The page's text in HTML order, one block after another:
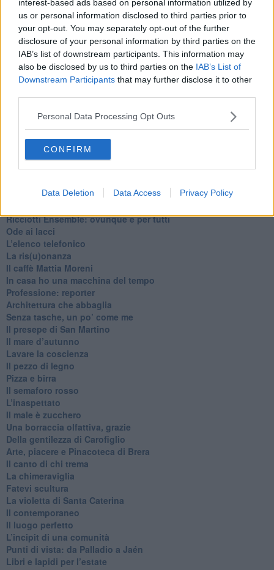
interest-based ads based on personal information utilized by
us or personal information disclosed to third parties prior to
your opt-out. You may separately opt-out of the further
disclosure of your personal information by third parties on the
IAB’s list of downstream participants. This information may
also be disclosed by us to third parties on the IAB’s List of
Downstream Participants that may further disclose it to other
Personal Data Processing Opt Outs
CONFIRM
Data Deletion Data Access Privacy Policy
Se vuoi leggere le notizie principali della Toscana iscriviti alla
Newsletter QUInews - ToscanaMedia.Arriva gratis tutti i giorni
alle 20:00 direttamente nella tua casella di posta.
Basta cliccare QUI
Fotogallery
Articoli dal Blog “Pagine allegre” di Gianni Micheli
​Ricciotti Ensemble: ovunque e per tutti
Ode ai lacci
​L’elenco telefonico
​La ris(u)onanza
​Il caffè Mattia Moreni
​In casa ho una macchina del tempo
Professione: reporter
Architettura che abbaglia
​Senza tasche, un po’ come me
​Il presepe di San Martino
​Il mare d’autunno
​Lavare la coscienza
​Il pezzo di legno
​Pizza e birra
​Il semaforo rosso
​L’inaspettato
​Il male è zucchero
​Una borraccia olfattiva, grazie
​Della gentilezza di Carofiglio
Arte, piacere e Pinacoteca di Brera
​Il canto di chi trema
La chimeraviglia
​Fatevi scultura
​La violetta di Santa Caterina
​Il contemporaneo
​Il luogo perfetto
​L’incipit di una comunità
Punti di vista: da Palladio a Jaén
​Libri e lapidi per l’estate